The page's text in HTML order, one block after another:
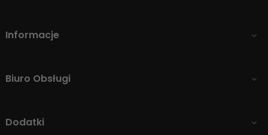
Informacje 
Biuro Obsługi 
Dodatki 